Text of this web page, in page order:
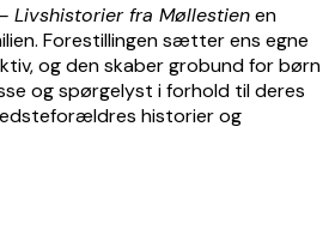
Livshistorier fra Møllestienen
Forestillingen sætter ens egne
og den skaber grobund for børn
og spørgelyst i forhold til deres
historier og